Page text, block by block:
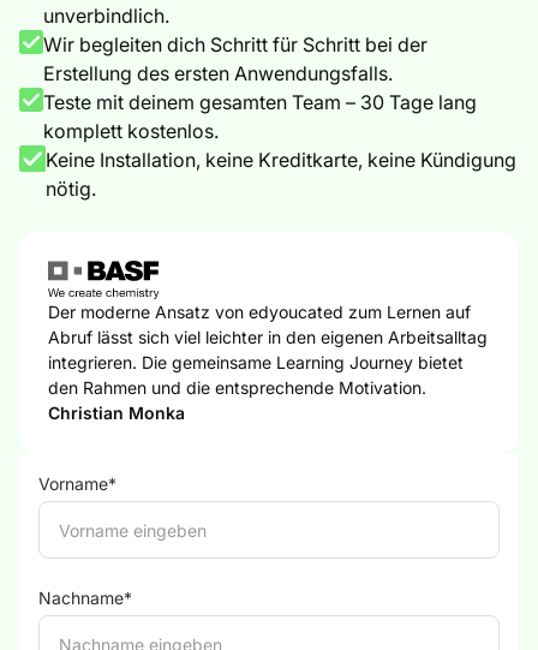
unverbindlich.
Wir begleiten dich Schritt für Schritt bei der
Erstellung des ersten Anwendungsfalls.
Teste mit deinem gesamten Team – 30 Tage lang
komplett kostenlos.
Keine Installation, keine Kreditkarte, keine Kündigung
nötig.
Der moderne Ansatz von edyoucated zum Lernen auf
Abruf lässt sich viel leichter in den eigenen Arbeitsalltag
integrieren. Die gemeinsame Learning Journey bietet
den Rahmen und die entsprechende Motivation.
Christian Monka
Vorname*
Nachname*